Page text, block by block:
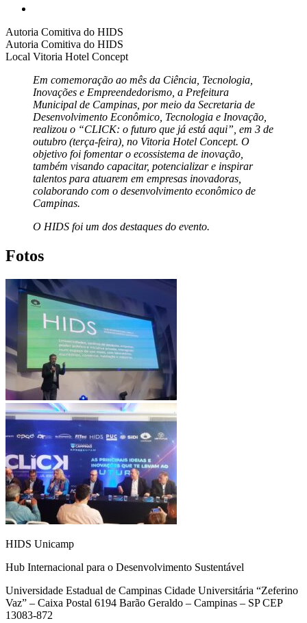
Autoria Comitiva do HIDS
Autoria Comitiva do HIDS
Local Vitoria Hotel Concept
Em comemoração ao mês da Ciência, Tecnologia,
Inovações e Empreendedorismo, a Prefeitura
Municipal de Campinas, por meio da Secretaria de
Desenvolvimento Econômico, Tecnologia e Inovação,
realizou o “CLICK: o futuro que já está aqui”, em 3 de
outubro (terça-feira), no Vitoria Hotel Concept. O
objetivo foi fomentar o ecossistema de inovação,
também visando capacitar, potencializar e inspirar
talentos para atuarem em empresas inovadoras,
colaborando com o desenvolvimento econômico de
Campinas.
O HIDS foi um dos destaques do evento.
Fotos
HIDS Unicamp
Hub Internacional para o Desenvolvimento Sustentável
Universidade Estadual de Campinas Cidade Universitária “Zeferino
Vaz” – Caixa Postal 6194 Barão Geraldo – Campinas – SP CEP
13083-872